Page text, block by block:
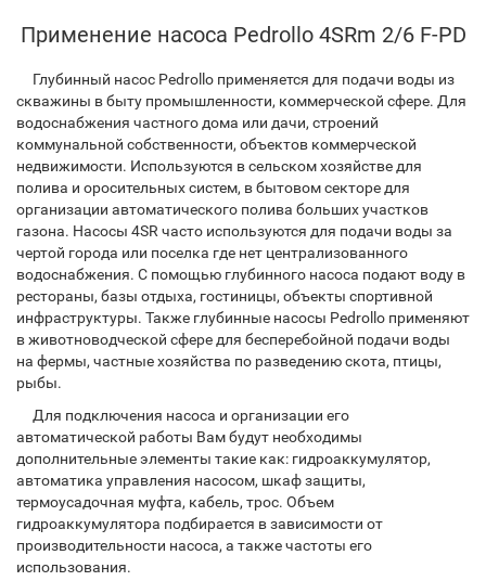
Применение насоса Pedrollo 4SRm 2/6 F-PD
Глубинный насос Pedrollo применяется для подачи воды из
скважины в быту промышленности, коммерческой сфере. Для
водоснабжения частного дома или дачи, строений
коммунальной собственности, объектов коммерческой
недвижимости. Используются в сельском хозяйстве для
полива и оросительных систем, в бытовом секторе для
организации автоматического полива больших участков
газона. Насосы 4SR часто используются для подачи воды за
чертой города или поселка где нет централизованного
водоснабжения. С помощью глубинного насоса подают воду в
рестораны, базы отдыха, гостиницы, объекты спортивной
инфраструктуры. Также глубинные насосы Pedrollo применяют
в животноводческой сфере для бесперебойной подачи воды
на фермы, частные хозяйства по разведению скота, птицы,
рыбы.
Для подключения насоса и организации его
автоматической работы Вам будут необходимы
дополнительные элементы такие как: гидроаккумулятор,
автоматика управления насосом, шкаф защиты,
термоусадочная муфта, кабель, трос. Объем
гидроаккумулятора подбирается в зависимости от
производительности насоса, а также частоты его
использования.